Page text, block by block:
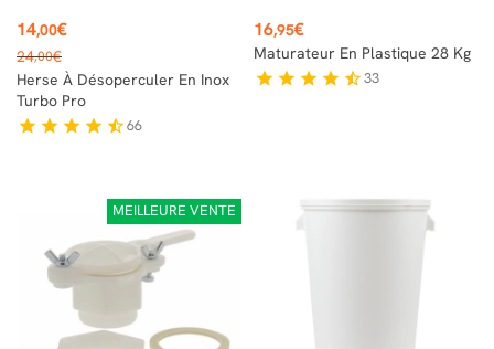
Prix
14,00€
Prix
de
base
24,00€
Herse À Désoperculer En Inox
Turbo Pro
star star star star star_half66
Prix
16,95€
Maturateur En Plastique 28 Kg
star star star star star_half33
MEILLEURE VENTE